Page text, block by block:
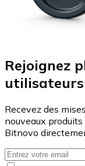
Rejoignez
utilisateurs
Recevez des
nouveaux
Bitnovo